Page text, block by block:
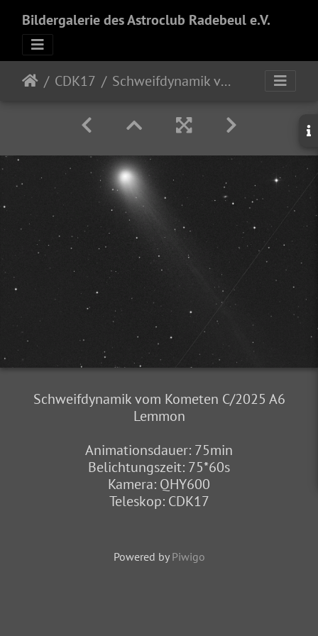
Bildergalerie des Astroclub Radebeul e.V.
CDK17 Schweifdynamik vom Kometen C/2025 A6 Lemmon
Schweifdynamik vom Kometen C/2025 A6
Lemmon
Animationsdauer: 75min
Belichtungszeit: 75*60s
Kamera: QHY600
Teleskop: CDK17
Powered by Piwigo